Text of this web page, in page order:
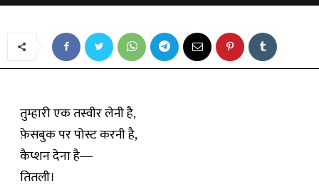
तुम्हारी एक तस्वीर लेनी है,
फ़ेसबुक पर पोस्ट करनी है,
कैप्शन देना है―
तितली।